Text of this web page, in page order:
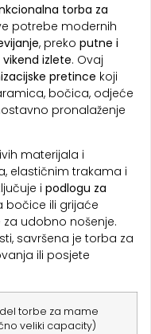
torba za
potrebe modernih
, preko putne i
izlete. Ovaj
pretince koji
bočica, odjeće
pronalaženje
materijala i
elastičnim trakama i
i podlogu za
bočice ili grijaće
za udobno nošenje.
savršena je torba za
ili posjete
torbe za mame
veliki capacity)